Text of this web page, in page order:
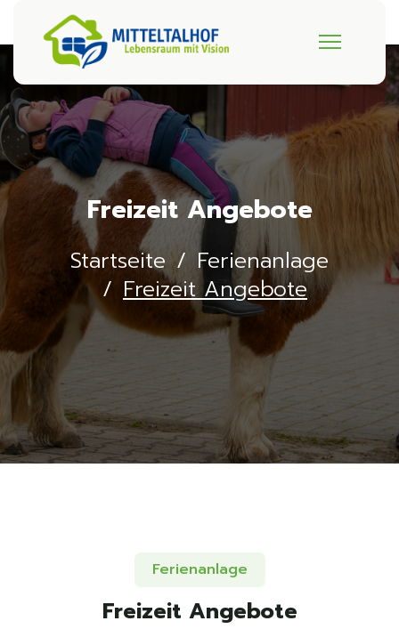
Freizeit Angebote
Startseite
Ferienanlage
Freizeit Angebote
Ferienanlage
Freizeit Angebote